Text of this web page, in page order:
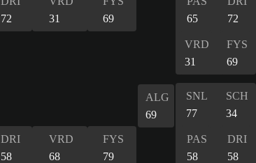
72
31
69
65
72
VRD
31
FYS
69
DRI
58
VRD
68
FYS
79
ALG
69
SNL
77
SCH
34
PAS
58
DRI
58